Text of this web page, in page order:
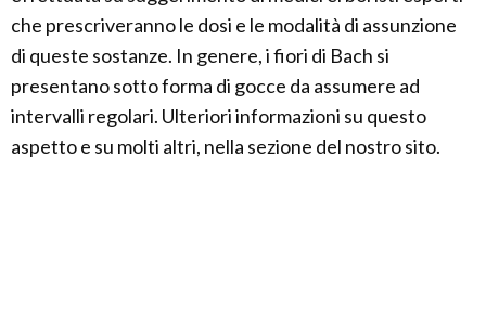
che prescriveranno le dosi e le modalità di assunzione
di queste sostanze. In genere, i fiori di Bach si
presentano sotto forma di gocce da assumere ad
intervalli regolari. Ulteriori informazioni su questo
aspetto e su molti altri, nella sezione del nostro sito.